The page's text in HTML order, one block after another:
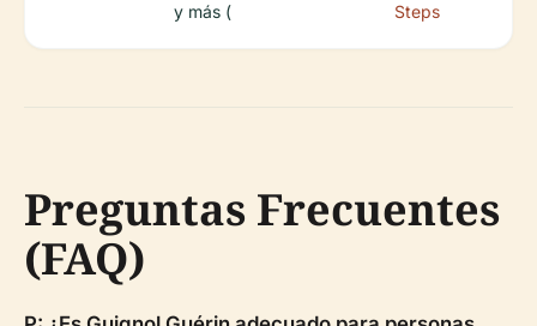
y más (
Steps
Preguntas Frecuentes
(FAQ)